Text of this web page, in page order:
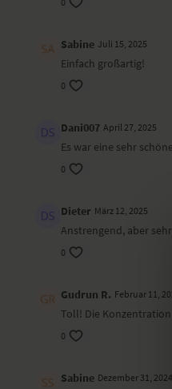
Sabine Juli 15, 2025
Einfach großartig!
0
Dani007 April 27, 2025
Es war eine sehr
0
Dieter März 12, 2025
Anstrengend, aber
0
Gudrun R. Februar 11,
Toll! Die Konzentration
0
Sabine Dezember 31, 2024